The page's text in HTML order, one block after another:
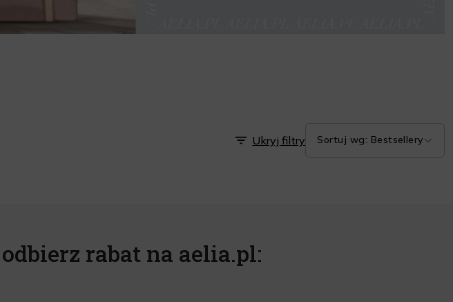
Ukryj filtry Sortuj wg: Bestsellery
rabat na aelia.pl: